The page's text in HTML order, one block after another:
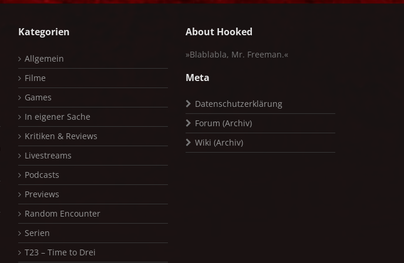
Kategorien
Allgemein
Filme
Games
In eigener Sache
Kritiken & Reviews
Livestreams
Podcasts
Previews
Random Encounter
Serien
T23 – Time to Drei
About Hooked
»Blablabla, Mr. Freeman.«
Meta
Datenschutzerklärung
Forum (Archiv)
Wiki (Archiv)